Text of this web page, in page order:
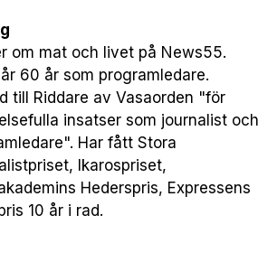
om mat och livet på News55.
år 60 år som programledare.
till Riddare av Vasaorden "för
insatser som journalist och
Har fått Stora
Ikarospriset,
Hederspris, Expressens
10 år i rad.